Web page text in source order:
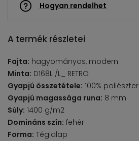
Hogyan rendelhet
A termék részletei
Fajta: hagyományos, modern
Minta: D168L /L_ RETRO
Gyapjú összetétele: 100% poliészter
Gyapjú magassága runa: 8 mm
Súly: 1400 g/m2
Domináns szín: fehér
Forma: Téglalap